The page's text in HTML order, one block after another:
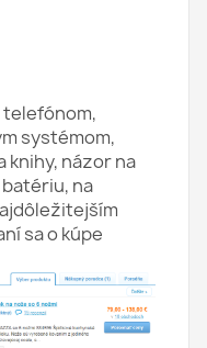
telefónom,
systémom,
knihy, názor na
na
sa o kúpe